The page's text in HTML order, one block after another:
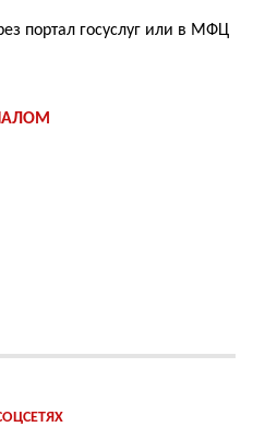
портал госуслуг или в МФЦ